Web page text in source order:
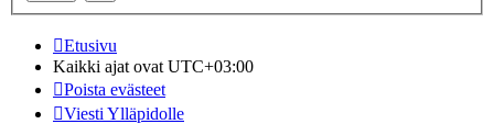
Etusivu
Kaikki ajat ovat UTC+03:00
Poista evästeet
Viesti Ylläpidolle